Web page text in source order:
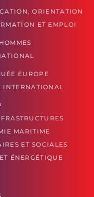
ORIENTATION
ET EMPLOI
EUROPE
INTERNATIONAL
MARITIME
ET SOCIALES
ÉNERGÉTIQUE